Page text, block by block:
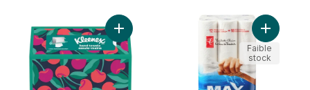
Ajouter Essuie-mains en papier jetables,
Ajouter
Faible
stock